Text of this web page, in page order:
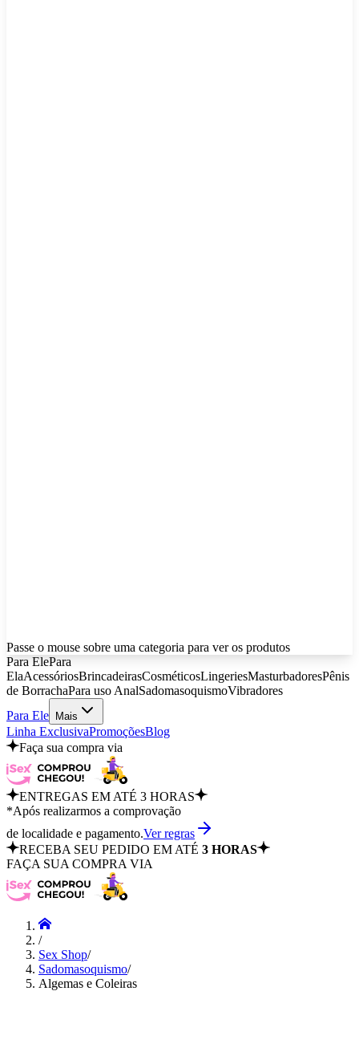
Passe o mouse sobre uma categoria para ver os produtos
Para ElePara
ElaAcessóriosBrincadeirasCosméticosLingeriesMasturbadoresPênis
de BorrachaPara uso AnalSadomasoquismoVibradores
Para Ele
Mais
Linha ExclusivaPromoçõesBlog
Faça sua compra via
ENTREGAS EM ATÉ 3 HORAS
*Após realizarmos a comprovação
de localidade e pagamento.Ver regras
RECEBA SEU PEDIDO EM ATÉ 3 HORAS
FAÇA SUA COMPRA VIA
/
Sex Shop/
Sadomasoquismo/
Algemas e Coleiras